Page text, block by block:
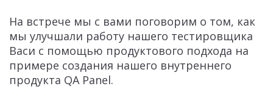
На встрече мы с вами поговорим о том, как
мы улучшали работу нашего тестировщика
Васи с помощью продуктового подхода на
примере создания нашего внутреннего
продукта QA Panel.